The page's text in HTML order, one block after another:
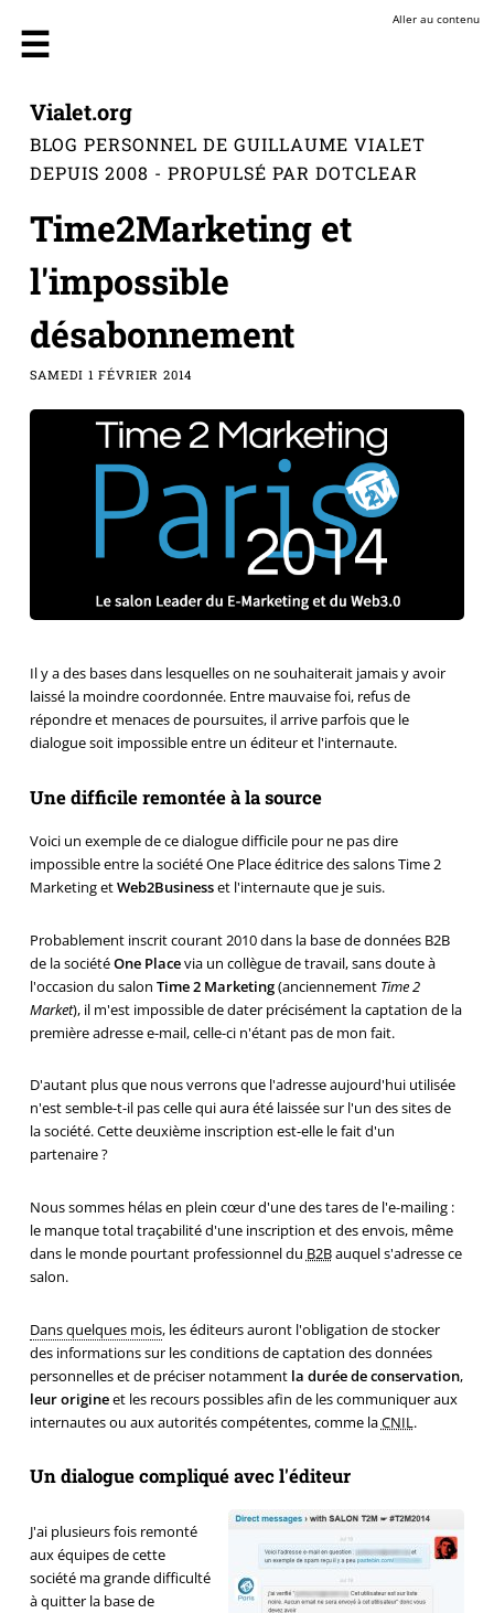
Aller au contenu
Vialet.org
BLOG PERSONNEL DE GUILLAUME VIALET
DEPUIS 2008 - PROPULSÉ PAR DOTCLEAR
Time2Marketing et
l'impossible
désabonnement
SAMEDI 1 FÉVRIER 2014
Il y a des bases dans lesquelles on ne souhaiterait jamais y avoir
laissé la moindre coordonnée. Entre mauvaise foi, refus de
répondre et menaces de poursuites, il arrive parfois que le
dialogue soit impossible entre un éditeur et l'internaute.
Une difficile remontée à la source
Voici un exemple de ce dialogue difficile pour ne pas dire
impossible entre la société One Place éditrice des salons Time 2
Marketing etWeb2Businesset l'internaute que je suis.
Probablement inscrit courant 2010 dans la base de données B2B
de la sociétéOne Placevia un collègue de travail, sans doute à
l'occasion du salon Time 2 Marketing(anciennement Time 2
Market), il m'est impossible de dater précisément la captation de la
première adresse e-mail, celle-ci n'étant pas de mon fait.
D'autant plus que nous verrons que l'adresse aujourd'hui utilisée
n'est semble-t-il pas celle qui aura été laissée sur l'un des sites de
la société. Cette deuxième inscription est-elle le fait d'un
partenaire ?
Nous sommes hélas en plein cœur d'une des tares de l'e-mailing :
le manque total traçabilité d'une inscription et des envois, même
dans le monde pourtant professionnel du B2Bauquel s'adresse ce
salon.
Dans quelques mois, les éditeurs auront l'obligation de stocker
des informations sur les conditions de captation des données
personnelles et de préciser notamment la durée de conservation,
leur origineet les recours possibles afin de les communiquer aux
internautes ou aux autorités compétentes, comme laCNIL.
Un dialogue compliqué avec l'éditeur
J'ai plusieurs fois remonté
aux équipes de cette
société ma grande difficulté
à quitter la base de